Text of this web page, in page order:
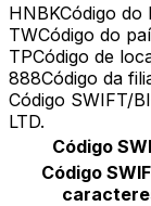
HNBKCódigo do
TWCódigo do
TPCódigo de
888Código da
Código SWIFT/
LTD.
Código
Código